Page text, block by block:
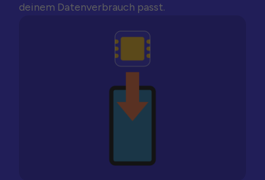
deinem Datenverbrauch passt.